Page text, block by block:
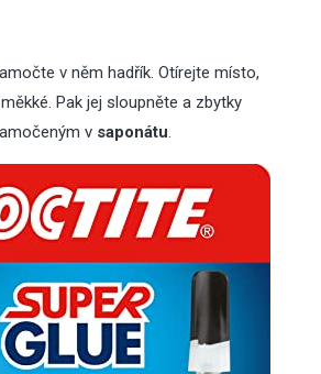
v něm hadřík. Otírejte místo,
Pak jej sloupněte a zbytky
v saponátu.